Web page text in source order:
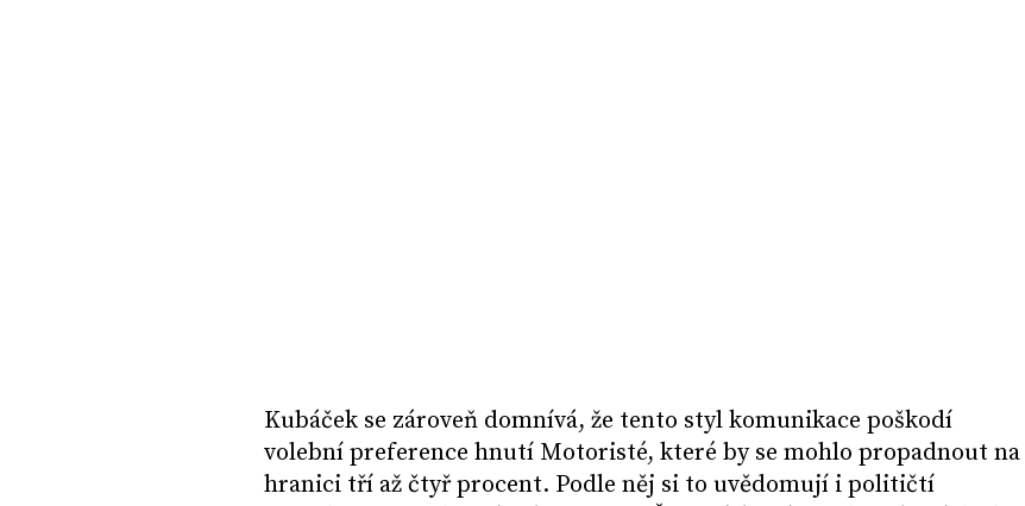
Kubáček se zároveň domnívá, že tento styl komunikace poškodí
volební preference hnutí Motoristé, které by se mohlo propadnout na
hranici tří až čtyř procent. Podle něj si to uvědomují i političtí